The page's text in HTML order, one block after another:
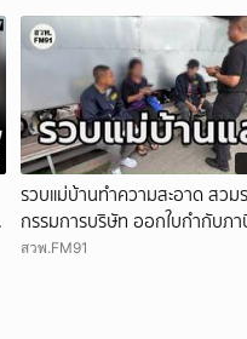
รวบแม่บ้านทำความสะอาด สวม
กรรมการบริษัท ออกใบกำกับภ
จำนวน 535 ฉบับ รัฐเสียหายกว่
สวพ.FM91